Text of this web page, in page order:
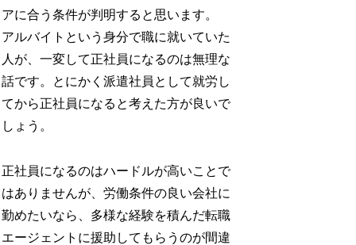
アに合う条件が判明すると思います。
アルバイトという身分で職に就いていた
人が、一変して正社員になるのは無理な
話です。とにかく派遣社員として就労し
てから正社員になると考えた方が良いで
しょう。
正社員になるのはハードルが高いことで
はありませんが、労働条件の良い会社に
勤めたいなら、多様な経験を積んだ転職
エージェントに援助してもらうのが間違